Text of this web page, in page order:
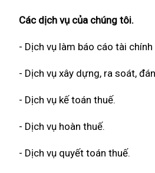
Các dịch vụ của chúng tôi.
- Dịch vụ làm báo cáo tài
- Dịch vụ xây dựng, ra soát,
- Dịch vụ kế toán thuế.
- Dịch vụ hoàn thuế.
- Dịch vụ quyết toán thuế.